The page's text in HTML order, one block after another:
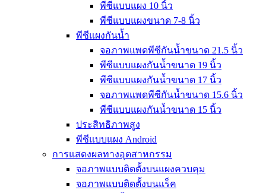
พีซีแบบแผง 10 นิ้ว
พีซีแบบแผงขนาด 7-8 นิ้ว
พีซีแผงกันน้ำ
จอภาพแพดพีซีกันน้ำขนาด 21.5 นิ้ว
พีซีแบบแผงกันน้ำขนาด 19 นิ้ว
พีซีแบบแผงกันน้ำขนาด 17 นิ้ว
จอภาพแพดพีซีกันน้ำขนาด 15.6 นิ้ว
พีซีแบบแผงกันน้ำขนาด 15 นิ้ว
ประสิทธิภาพสูง
พีซีแบบแผง Android
การแสดงผลทางอุตสาหกรรม
จอภาพแบบติดตั้งบนแผงควบคุม
จอภาพแบบติดตั้งบนแร็ค